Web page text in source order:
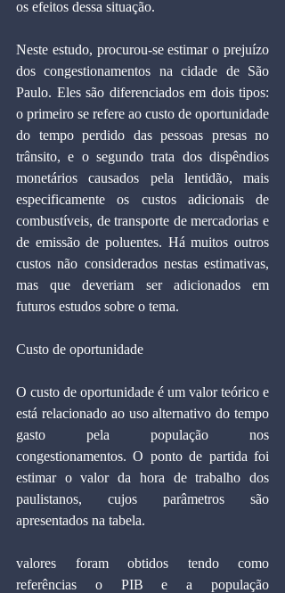
os efeitos dessa situação.
Neste estudo, procurou-se estimar o prejuízo
dos congestionamentos na cidade de São
Paulo. Eles são diferenciados em dois tipos:
o primeiro se refere ao custo de oportunidade
do tempo perdido das pessoas presas no
trânsito, e o segundo trata dos dispêndios
monetários causados pela lentidão, mais
especificamente os custos adicionais de
combustíveis, de transporte de mercadorias e
de emissão de poluentes. Há muitos outros
custos não considerados nestas estimativas,
mas que deveriam ser adicionados em
futuros estudos sobre o tema.
Custo de oportunidade
O custo de oportunidade é um valor teórico e
está relacionado ao uso alternativo do tempo
gasto pela população nos
congestionamentos. O ponto de partida foi
estimar o valor da hora de trabalho dos
paulistanos, cujos parâmetros são
apresentados na tabela.
valores foram obtidos tendo como
referências o PIB e a população